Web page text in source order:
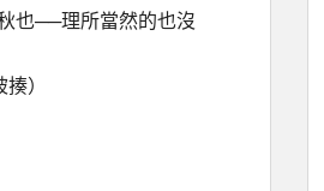
也──理所當然的也沒
）